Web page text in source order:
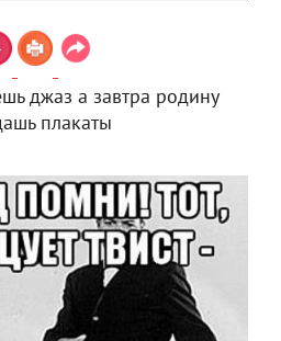
джаз а завтра родину
плакаты